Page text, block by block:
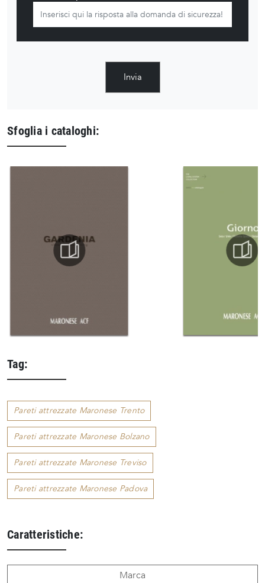
Invia
Sfoglia i cataloghi:
Tag:
Pareti attrezzate Maronese Trento
Pareti attrezzate Maronese Bolzano
Pareti attrezzate Maronese Treviso
Pareti attrezzate Maronese Padova
Caratteristiche:
Marca